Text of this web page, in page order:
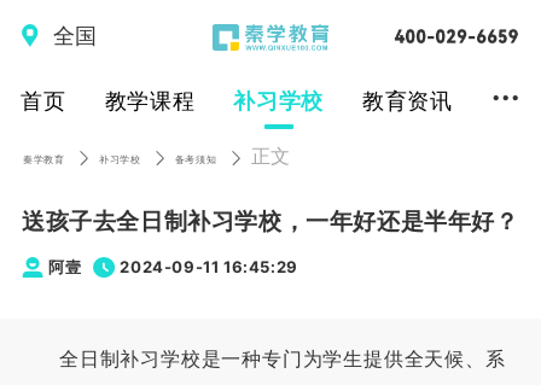
全国
首页 教学课程 补习学校 教育资讯 ...
秦学教育 补习学校 备考须知 正文
送孩子去全日制补习学校，一年好还是半年好？
阿壹 2024-09-11 16:45:29
全日制补习学校是一种专门为学生提供全天候、系